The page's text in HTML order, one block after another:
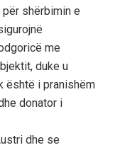
shërbimin e
me
duke u
është i pranishëm
donator i
dhe se